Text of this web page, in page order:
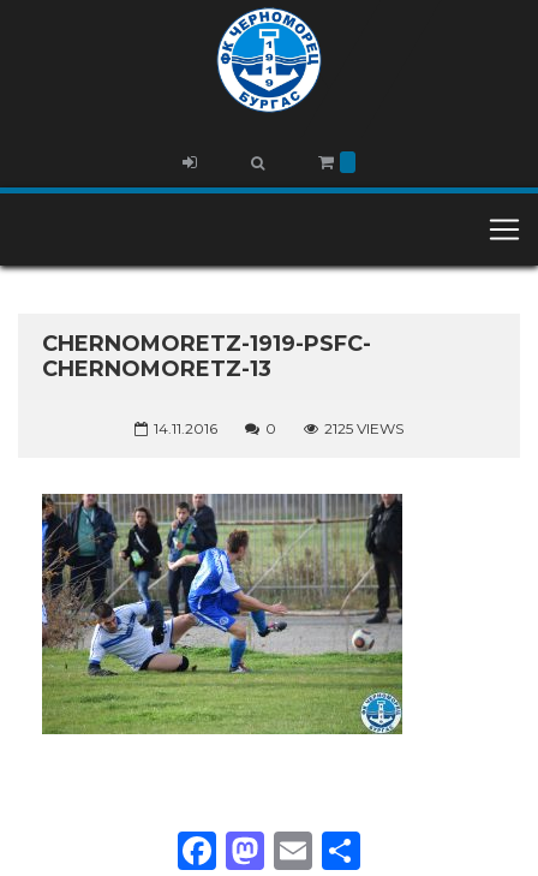
CHERNOMORETZ-1919-PSFC-
CHERNOMORETZ-13
14.11.2016 0 2125 VIEWS
Facebook
Mastodon
Email